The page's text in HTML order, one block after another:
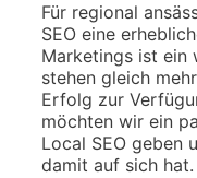
Für regional
SEO eine
Marketings ist ein
stehen gleich
Erfolg zur
möchten wir ein
Local SEO geben
damit auf sich hat.